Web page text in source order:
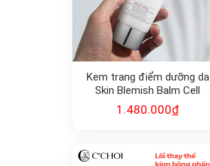
Kem trang điểm dưỡng da
Skin Blemish Balm Cell
Fusion C
1.480.000₫